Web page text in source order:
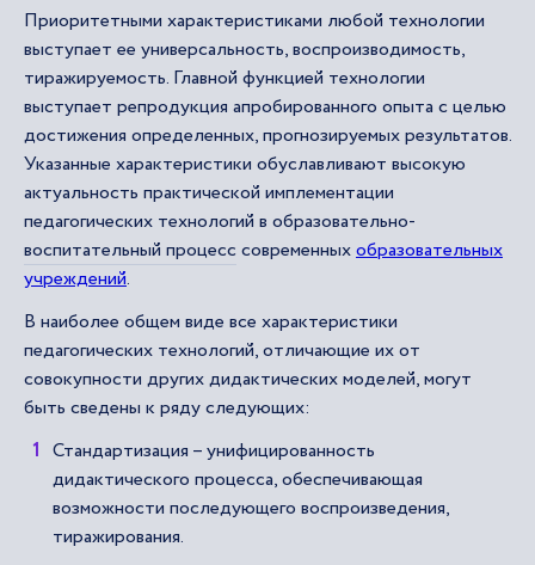
Приоритетными характеристиками любой технологии
выступает ее универсальность, воспроизводимость,
тиражируемость. Главной функцией технологии
выступает репродукция апробированного опыта с целью
достижения определенных, прогнозируемых результатов.
Указанные характеристики обуславливают высокую
актуальность практической имплементации
педагогических технологий в образовательно-
воспитательный процесссовременныхобразовательных
учреждений.
В наиболее общем виде все характеристики
педагогических технологий, отличающие их от
совокупности других дидактических моделей, могут
быть сведены к ряду следующих:
Стандартизация – унифицированность
дидактического процесса, обеспечивающая
возможности последующего воспроизведения,
тиражирования.